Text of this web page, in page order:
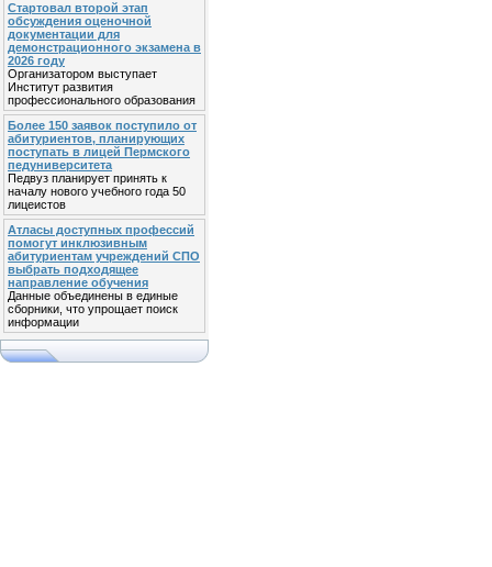
Стартовал второй этап
обсуждения оценочной
документации для
демонстрационного экзамена в
2026 году
Организатором выступает
Институт развития
профессионального образования
Более 150 заявок поступило от
абитуриентов, планирующих
поступать в лицей Пермского
педуниверситета
Педвуз планирует принять к
началу нового учебного года 50
лицеистов
Атласы доступных профессий
помогут инклюзивным
абитуриентам учреждений СПО
выбрать подходящее
направление обучения
Данные объединены в единые
сборники, что упрощает поиск
информации